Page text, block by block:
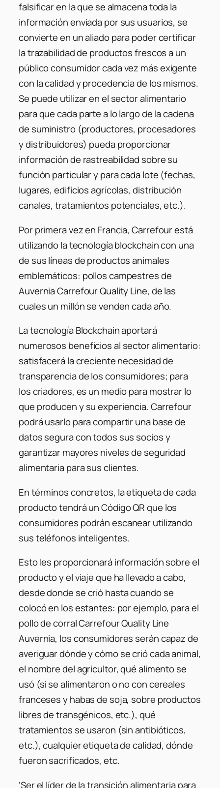
falsificar en la que se almacena toda la
información enviada por sus usuarios, se
convierte en un aliado para poder certificar
la trazabilidad de productos frescos a un
público consumidor cada vez más exigente
con la calidad y procedencia de los mismos.
Se puede utilizar en el sector alimentario
para que cada parte a lo largo de la cadena
de suministro (productores, procesadores
y distribuidores) pueda proporcionar
información de rastreabilidad sobre su
función particular y para cada lote (fechas,
lugares, edificios agrícolas, distribución
canales, tratamientos potenciales, etc.).
Por primera vez en Francia, Carrefour está
utilizando la tecnología blockchain con una
de sus líneas de productos animales
emblemáticos: pollos campestres de
Auvernia Carrefour Quality Line, de las
cuales un millón se venden cada año.
La tecnología Blockchain aportará
numerosos beneficios al sector alimentario:
satisfacerá la creciente necesidad de
transparencia de los consumidores; para
los criadores, es un medio para mostrar lo
que producen y su experiencia. Carrefour
podrá usarlo para compartir una base de
datos segura con todos sus socios y
garantizar mayores niveles de seguridad
alimentaria para sus clientes.
En términos concretos, la etiqueta de cada
producto tendrá un Código QR que los
consumidores podrán escanear utilizando
sus teléfonos inteligentes.
Esto les proporcionará información sobre el
producto y el viaje que ha llevado a cabo,
desde donde se crió hasta cuando se
colocó en los estantes: por ejemplo, para el
pollo de corral Carrefour Quality Line
Auvernia, los consumidores serán capaz de
averiguar dónde y cómo se crió cada animal,
el nombre del agricultor, qué alimento se
usó (si se alimentaron o no con cereales
franceses y habas de soja, sobre productos
libres de transgénicos, etc.), qué
tratamientos se usaron (sin antibióticos,
etc.), cualquier etiqueta de calidad, dónde
fueron sacrificados, etc.
‘Ser el líder de la transición alimentaria para